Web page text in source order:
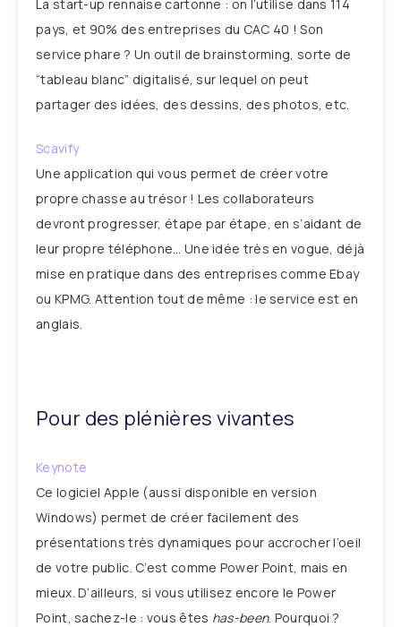
La start-up rennaise cartonne : on l’utilise dans 114
pays, et 90% des entreprises du CAC 40 ! Son
service phare ? Un outil de brainstorming, sorte de
“tableau blanc” digitalisé, sur lequel on peut
partager des idées, des dessins, des photos, etc.
Scavify
Une application qui vous permet de créer votre
propre chasse au trésor ! Les collaborateurs
devront progresser, étape par étape, en s’aidant de
leur propre téléphone… Une idée très en vogue, déjà
mise en pratique dans des entreprises comme Ebay
ou KPMG. Attention tout de même : le service est en
anglais.
Pour des plénières vivantes
Keynote
Ce logiciel Apple (aussi disponible en version
Windows) permet de créer facilement des
présentations très dynamiques pour accrocher l’oeil
de votre public. C’est comme Power Point, mais en
mieux. D’ailleurs, si vous utilisez encore le Power
Point, sachez-le : vous êtes has-been. Pourquoi ?